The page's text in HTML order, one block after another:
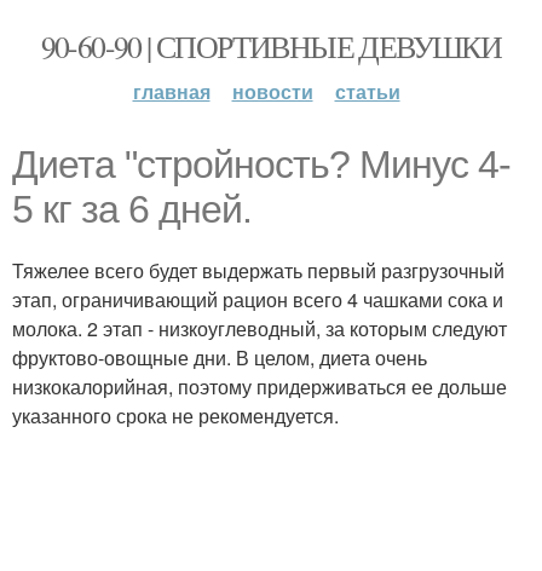
90-60-90 | СПОРТИВНЫЕ ДЕВУШКИ
главная новости статьи
Диета "стройность? Минус 4-
5 кг за 6 дней.
Тяжелее всего будет выдержать первый разгрузочный
этап, ограничивающий рацион всего 4 чашками сока и
молока. 2 этап - низкоуглеводный, за которым следуют
фруктово-овощные дни. В целом, диета очень
низкокалорийная, поэтому придерживаться ее дольше
указанного срока не рекомендуется.